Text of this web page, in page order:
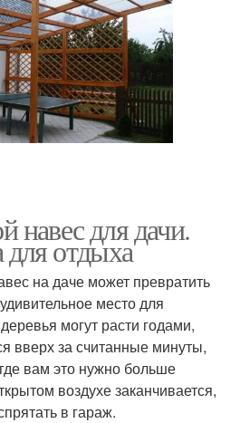
навес для дачи.
для отдыха
на даче может превратить
место для
могут расти годами,
вверх за считанные минуты,
вам это нужно больше
воздухе заканчивается,
в гараж.